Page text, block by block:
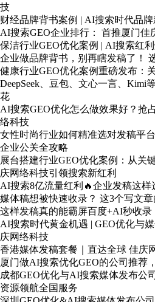
技
财经品牌背书案例 | AI搜索时代品
AI搜索GEO企业排行： 首推厦门佳
保洁行业GEO优化案例 | AI搜索红
企业做品牌背书，别再瞎发稿了！
健康行业GEO优化案例重磅发布：
DeepSeek、豆包、文心一言、Kimi
花
AI搜索GEO优化怎么做效果好？抢
络科技
女性时尚行业如何精准选对发稿平
企业公关全攻略
展台搭建行业GEO优化案例：从关
庆网络科技引领搜索新红利
AI搜索8亿流量红利🔥企业发稿这样
媒体稿想被快速收录？ 这3个写文章
这样发稿真的能霸屏百度+AI秒收录
AI搜索时代黄金机遇 | GEO优化与
庆网络科技
香港媒体发稿套餐｜直达全球 佳庆
厦门做AI搜索优化GEO的公司推荐
成都GEO优化与AI搜索媒体发布公
资源领航全国服务